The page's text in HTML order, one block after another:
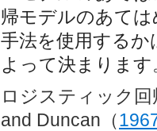
帰モデルのあて
手法を使用するか
よって決まります
ロジスティック
and Duncan（